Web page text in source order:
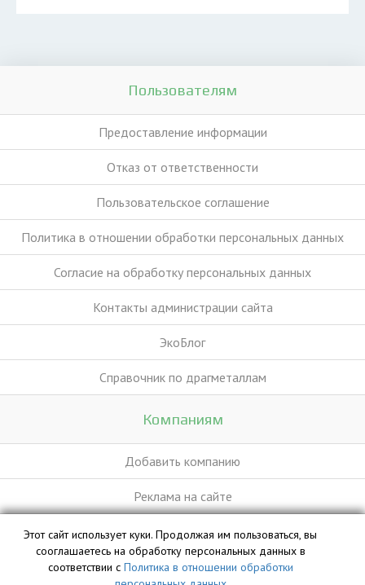
Пользователям
Предоставление информации
Отказ от ответственности
Пользовательское соглашение
Политика в отношении обработки персональных данных
Согласие на обработку персональных данных
Контакты администрации сайта
ЭкоБлог
Справочник по драгметаллам
Компаниям
Добавить компанию
Реклама на сайте
База данных сайта vyvoz.org является интеллектуальной
собственностью ООО «Профит» и охраняется законом.
Этот сайт использует куки. Продолжая им пользоваться, вы
сооглашаетесь на обработку персональных данных в
соответствии с Политика в отношении обработки